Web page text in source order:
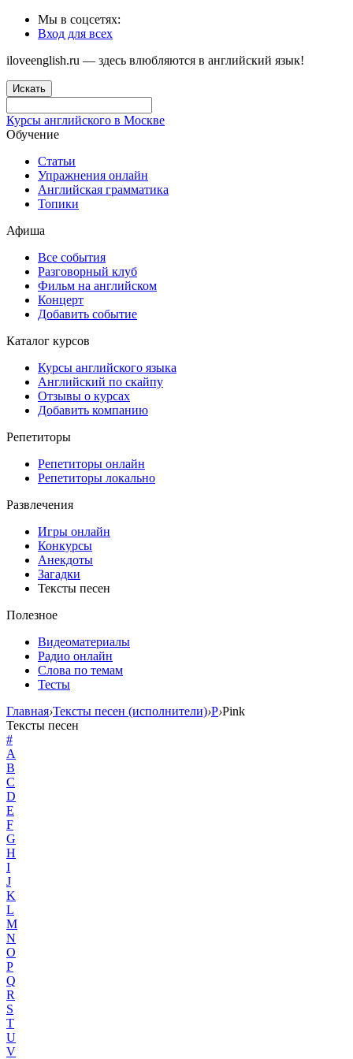
Мы в соцсетях:
Вход для всех
iloveenglish.ru — здесь влюбляются в английский язык!
Искать
Курсы английского в Москве
Обучение
Статьи
Упражнения онлайн
Английская грамматика
Топики
Афиша
Все события
Разговорный клуб
Фильм на английском
Концерт
Добавить событие
Каталог курсов
Курсы английского языка
Английский по скайпу
Отзывы о курсах
Добавить компанию
Репетиторы
Репетиторы онлайн
Репетиторы локально
Развлечения
Игры онлайн
Конкурсы
Анекдоты
Загадки
Тексты песен
Полезное
Видеоматериалы
Радио онлайн
Слова по темам
Тесты
Главная›Тексты песен (исполнители)›P›Pink
Тексты песен
#
A
B
C
D
E
F
G
H
I
J
K
L
M
N
O
P
Q
R
S
T
U
V